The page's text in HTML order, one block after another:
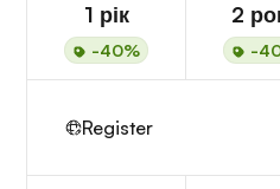
1 рік
-40%
2
-
Register